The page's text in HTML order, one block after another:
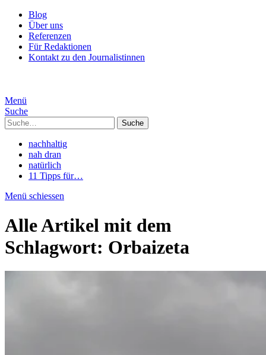
Blog
Über uns
Referenzen
Für Redaktionen
Kontakt zu den Journalistinnen
Menü
Suche
Suche
nachhaltig
nah dran
natürlich
11 Tipps für…
Menü schiessen
Alle Artikel mit dem
Schlagwort: Orbaizeta